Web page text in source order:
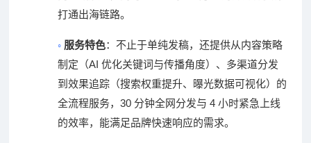
打通出海链路。
◦ 服务特色：不止于单纯发稿，还提供从内容策略
制定（AI 优化关键词与传播角度）、多渠道分发
到效果追踪（搜索权重提升、曝光数据可视化）的
全流程服务， 30 分钟全网分发与 4 小时紧急上线
的效率，能满足品牌快速响应的需求。